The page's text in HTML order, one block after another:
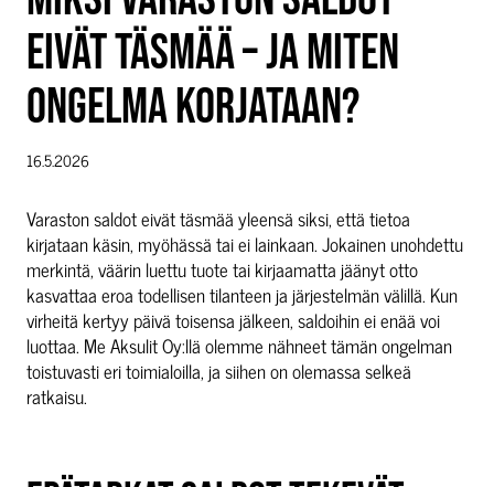
EIVÄT TÄSMÄÄ – JA MITEN
ONGELMA KORJATAAN?
16.5.2026
Varaston saldot eivät täsmää yleensä siksi, että tietoa
kirjataan käsin, myöhässä tai ei lainkaan. Jokainen unohdettu
merkintä, väärin luettu tuote tai kirjaamatta jäänyt otto
kasvattaa eroa todellisen tilanteen ja järjestelmän välillä. Kun
virheitä kertyy päivä toisensa jälkeen, saldoihin ei enää voi
luottaa. Me Aksulit Oy:llä olemme nähneet tämän ongelman
toistuvasti eri toimialoilla, ja siihen on olemassa selkeä
ratkaisu.